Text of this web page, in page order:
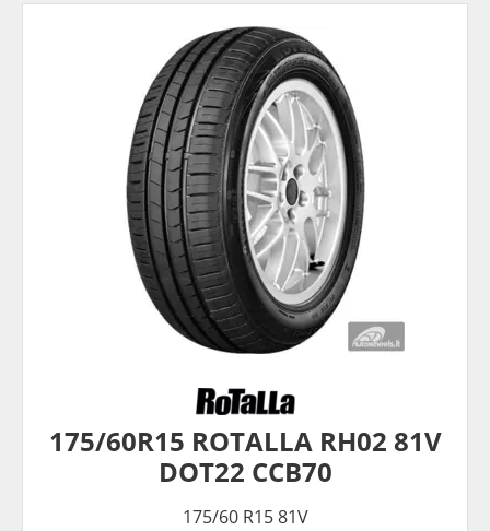
175/60R15 ROTALLA RH02 81V
DOT22 CCB70
175/60 R15 81V